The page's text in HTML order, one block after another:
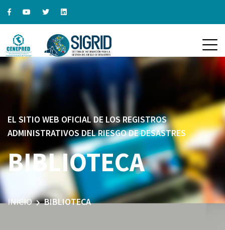
EL SITIO WEB OFICIAL DE LOS REGISTROS
ADMINISTRATIVOS DEL RIESGO DE DESASTRES
BIBLIOTECA
INICIO BIBLIOTECA